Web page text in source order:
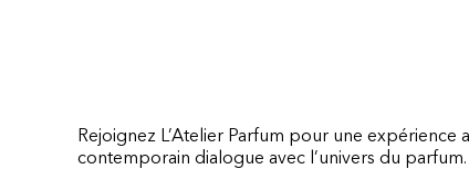
Rejoignez L’Atelier Parfum pour une expérience
contemporain dialogue avec l’univers du